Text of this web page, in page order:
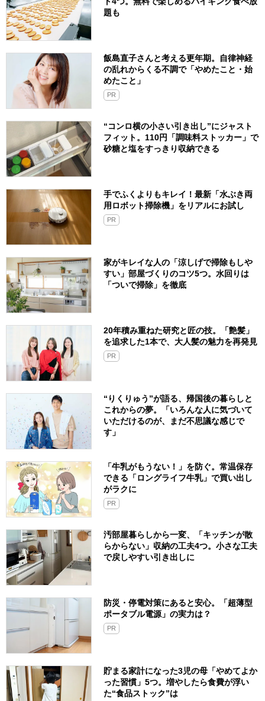
題も
飯島直子さんと考える更年期。自律神経
の乱れからくる不調で「やめたこと・始
めたこと」
PR
“コンロ横の小さい引き出し”にジャスト
フィット。110円「調味料ストッカー」で
砂糖と塩をすっきり収納できる
手でふくよりもキレイ！最新「水ぶき両
用ロボット掃除機」をリアルにお試し
PR
家がキレイな人の「涼しげで掃除もしや
すい」部屋づくりのコツ5つ。水回りは
「ついで掃除」を徹底
20年積み重ねた研究と匠の技。「艶髪」
を追求した1本で、大人髪の魅力を再発見
PR
“りくりゅう”が語る、帰国後の暮らしと
これからの夢。「いろんな人に気づいて
いただけるのが、まだ不思議な感じで
す」
「牛乳がもうない！」を防ぐ。常温保存
できる「ロングライフ牛乳」で買い出し
がラクに
PR
汚部屋暮らしから一変、「キッチンが散
らからない」収納の工夫4つ。小さな工夫
で戻しやすい引き出しに
防災・停電対策にあると安心。「超薄型
ポータブル電源」の実力は？​
PR
貯まる家計になった3児の母「やめてよか
った習慣」5つ。増やしたら食費が浮い
た“食品ストック”は